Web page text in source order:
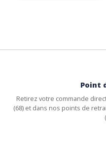
Point
Retirez votre commande
(68) et dans nos points de